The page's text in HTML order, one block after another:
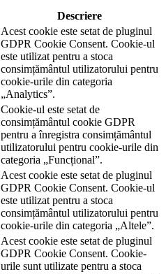
Descriere
Acest cookie este setat de pluginul
GDPR Cookie Consent. Cookie-ul
este utilizat pentru a stoca
consimțământul utilizatorului pentru
cookie-urile din categoria
„Analytics”.
Cookie-ul este setat de
consimțământul cookie GDPR
pentru a înregistra consimțământul
utilizatorului pentru cookie-urile din
categoria „Funcțional”.
Acest cookie este setat de pluginul
GDPR Cookie Consent. Cookie-ul
este utilizat pentru a stoca
consimțământul utilizatorului pentru
cookie-urile din categoria „Altele”.
Acest cookie este setat de pluginul
GDPR Cookie Consent. Cookie-
urile sunt utilizate pentru a stoca